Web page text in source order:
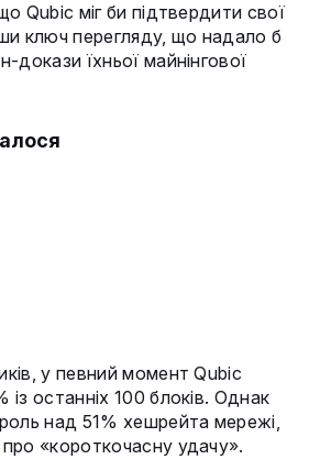
Qubic міг би підтвердити свої
ключ перегляду, що надало б
докази їхньої майнінгової
у певний момент Qubic
із останніх 100 блоків. Однак
над 51% хешрейта мережі,
«короткочасну удачу».